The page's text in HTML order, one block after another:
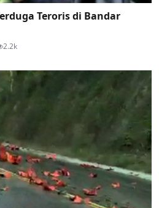
Teroris di Bandar
2.2k